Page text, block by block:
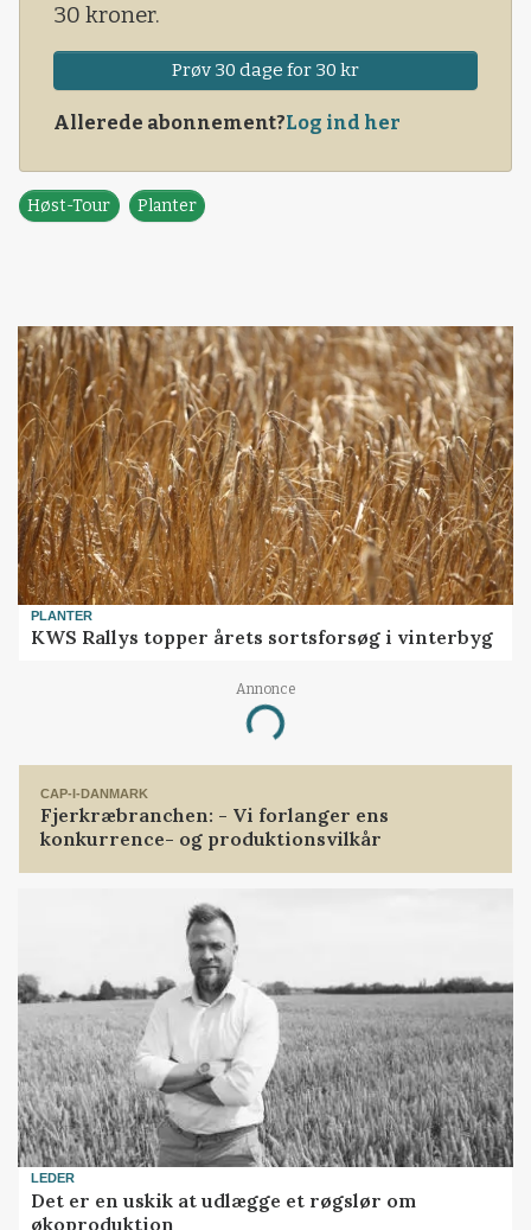
30 kroner.
Prøv 30 dage for 30 kr
Allerede abonnement?Log ind her
Høst-Tour Planter
PLANTER
KWS Rallys topper årets sortsforsøg i vinterbyg
Annonce
Loading...
CAP-I-DANMARK
Fjerkræbranchen: - Vi forlanger ens
konkurrence- og produktionsvilkår
LEDER
Det er en uskik at udlægge et røgslør om
økoproduktion